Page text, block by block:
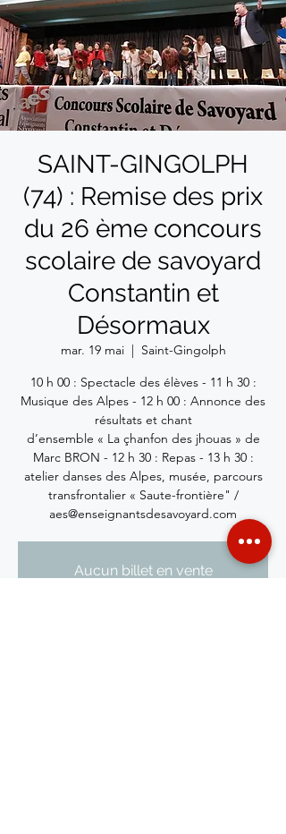
SAINT-GINGOLPH
(74) : Remise des prix
du 26 ème concours
scolaire de savoyard
Constantin et
Désormaux
mar. 19 mai
  |
Saint-Gingolph
10 h 00 : Spectacle des élèves - 11 h 30 :
Musique des Alpes - 12 h 00 : Annonce des
résultats et chant
d’ensemble « La çhanfon des jhouas » de
Marc BRON - 12 h 30 : Repas - 13 h 30 :
atelier danses des Alpes, musée, parcours
transfrontalier « Saute-frontière" /
aes@enseignantsdesavoyard.com
Aucun billet en vente